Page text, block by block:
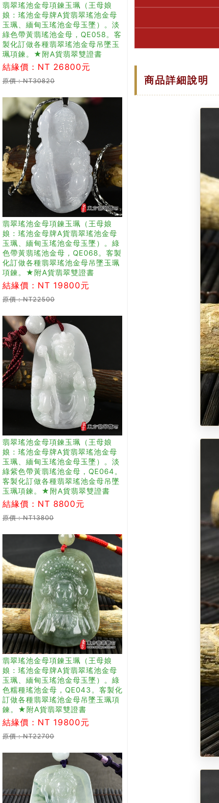
翡翠瑤池金母項鍊玉珮（王母娘
娘：瑤池金母牌A貨翡翠瑤池金母
玉珮、緬甸玉瑤池金母玉墜）。淡
綠色帶黃翡瑤池金母，QE058。客
製化訂做各種翡翠瑤池金母吊墜玉
珮項鍊。★附A貨翡翠雙證書
結緣價：NT 26800元
原價：NT30820
翡翠瑤池金母項鍊玉珮（王母娘
娘：瑤池金母牌A貨翡翠瑤池金母
玉珮、緬甸玉瑤池金母玉墜）。綠
色帶黃翡瑤池金母，QE068。客製
化訂做各種翡翠瑤池金母吊墜玉珮
項鍊。★附A貨翡翠雙證書
結緣價：NT 19800元
原價：NT22500
翡翠瑤池金母項鍊玉珮（王母娘
娘：瑤池金母牌A貨翡翠瑤池金母
玉珮、緬甸玉瑤池金母玉墜）。淡
綠紫色帶黃翡瑤池金母，QE064。
客製化訂做各種翡翠瑤池金母吊墜
玉珮項鍊。★附A貨翡翠雙證書
結緣價：NT 8800元
原價：NT13800
翡翠瑤池金母項鍊玉珮（王母娘
娘：瑤池金母牌A貨翡翠瑤池金母
玉珮、緬甸玉瑤池金母玉墜）。綠
色糯種瑤池金母，QE043。客製化
訂做各種翡翠瑤池金母吊墜玉珮項
鍊。★附A貨翡翠雙證書
結緣價：NT 19800元
原價：NT22700
商品詳細說明